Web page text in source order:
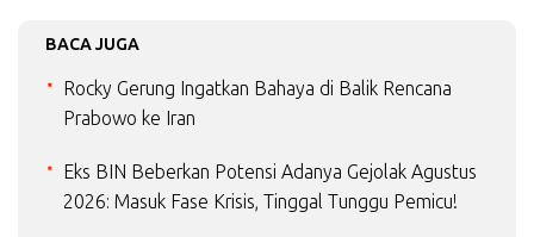
BACA JUGA
Rocky Gerung Ingatkan Bahaya di Balik Rencana
Prabowo ke Iran
Eks BIN Beberkan Potensi Adanya Gejolak Agustus
2026: Masuk Fase Krisis, Tinggal Tunggu Pemicu!